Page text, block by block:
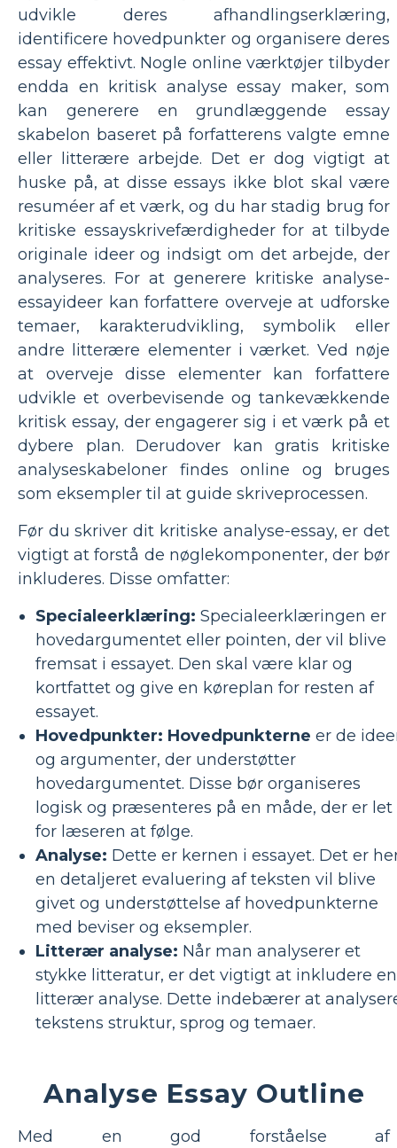
udvikle deres afhandlingserklæring,
identificere hovedpunkter og organisere deres
essay effektivt. Nogle online værktøjer tilbyder
endda en kritisk analyse essay maker, som
kan generere en grundlæggende essay
skabelon baseret på forfatterens valgte emne
eller litterære arbejde. Det er dog vigtigt at
huske på, at disse essays ikke blot skal være
resuméer af et værk, og du har stadig brug for
kritiske essayskrivefærdigheder for at tilbyde
originale ideer og indsigt om det arbejde, der
analyseres. For at generere kritiske analyse-
essayideer kan forfattere overveje at udforske
temaer, karakterudvikling, symbolik eller
andre litterære elementer i værket. Ved nøje
at overveje disse elementer kan forfattere
udvikle et overbevisende og tankevækkende
kritisk essay, der engagerer sig i et værk på et
dybere plan. Derudover kan gratis kritiske
analyseskabeloner findes online og bruges
som eksempler til at guide skriveprocessen.
Før du skriver dit kritiske analyse-essay, er det
vigtigt at forstå de nøglekomponenter, der bør
inkluderes. Disse omfatter:
Specialeerklæring: Specialeerklæringen er
hovedargumentet eller pointen, der vil blive
fremsat i essayet. Den skal være klar og
kortfattet og give en køreplan for resten af
essayet.
Hovedpunkter: Hovedpunkterne er de
og argumenter, der understøtter
hovedargumentet. Disse bør organiseres
logisk og præsenteres på en måde, der er let
for læseren at følge.
Analyse: Dette er kernen i essayet. Det er
en detaljeret evaluering af teksten vil blive
givet og understøttelse af hovedpunkterne
med beviser og eksempler.
Litterær analyse: Når man analyserer et
stykke litteratur, er det vigtigt at inkludere en
litterær analyse. Dette indebærer at
tekstens struktur, sprog og temaer.
Analyse Essay Outline
Med en god forståelse af